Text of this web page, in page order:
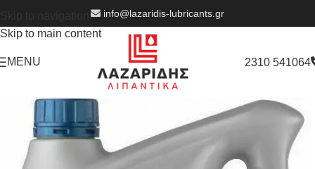
Skip to main content
info@lazaridis-lubricants.gr
MENU 2310 541064